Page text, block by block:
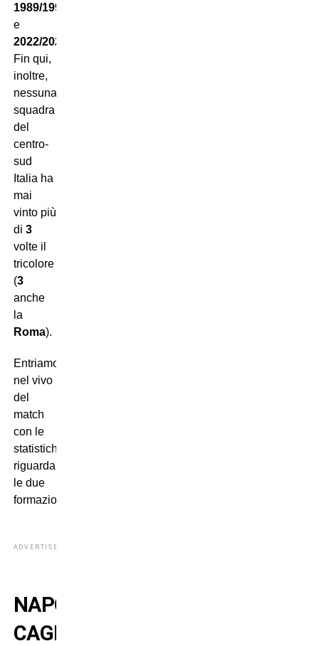
1989/1990
e
2022/2023
Fin qui,
inoltre,
nessuna
squadra
del
centro-
sud
Italia ha
mai
vinto più
di 3
volte il
tricolore
(3
anche
la
Roma).
Entriamo
nel vivo
del
match
con le
statistiche
riguardanti
le due
formazioni.
ADVERTISEMENT
NAPOLI-
CAGLIARI: